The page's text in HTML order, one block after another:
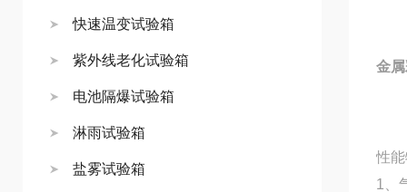
快速温变试验箱
紫外线老化试验箱
电池隔爆试验箱
淋雨试验箱
盐雾试验箱
金
性
1、